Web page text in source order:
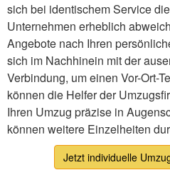
sich bei identischem Service die
Unternehmen erheblich
Angebote nach Ihren
sich im Nachhinein mit der
Verbindung, um einen Vor-Ort-
können die Helfer der
Ihren Umzug präzise in
können weitere Einzelheiten
Jetzt individuelle